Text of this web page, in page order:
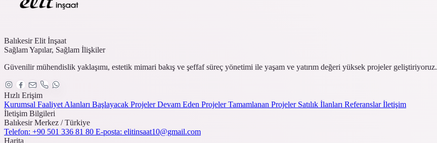
Balıkesir Elit İnşaat
Sağlam Yapılar, Sağlam İlişkiler
Güvenilir mühendislik yaklaşımı, estetik mimari bakış ve şeffaf süreç yönetimi ile yaşam ve yatırım değeri yüksek projeler geliştiriyoruz.
Hızlı Erişim
Kurumsal Faaliyet Alanları Başlayacak ProjelerDevam Eden ProjelerTamamlanan Projeler Satılık İlanları Referanslarİletişim
İletişim Bilgileri
Balıkesir Merkez / Türkiye
Telefon: +90 501 336 81 80 E-posta: elitinsaat10@gmail.com
Harita